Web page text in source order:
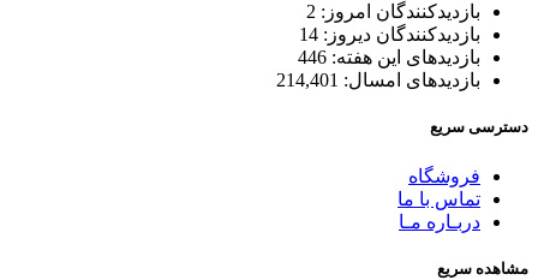
بازدیدکنندگان امروز: 2
بازدیدکنندگان دیروز: 14
بازدیدهای این هفته: 446
بازدیدهای امسال: 214,401
دسترسی سریع
فروشگاه
تماس با ما
دربـاره مـا
مشاهده سریع